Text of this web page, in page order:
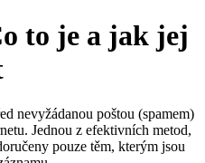
to je a jak jej
nevyžádanou poštou (spamem)
Jednou z efektivních metod,
pouze těm, kterým jsou